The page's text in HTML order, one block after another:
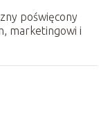
poświęcony
marketingowi i